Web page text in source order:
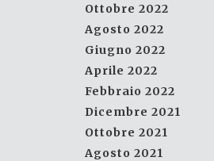
Ottobre 2022
Agosto 2022
Giugno 2022
Aprile 2022
Febbraio 2022
Dicembre 2021
Ottobre 2021
Agosto 2021